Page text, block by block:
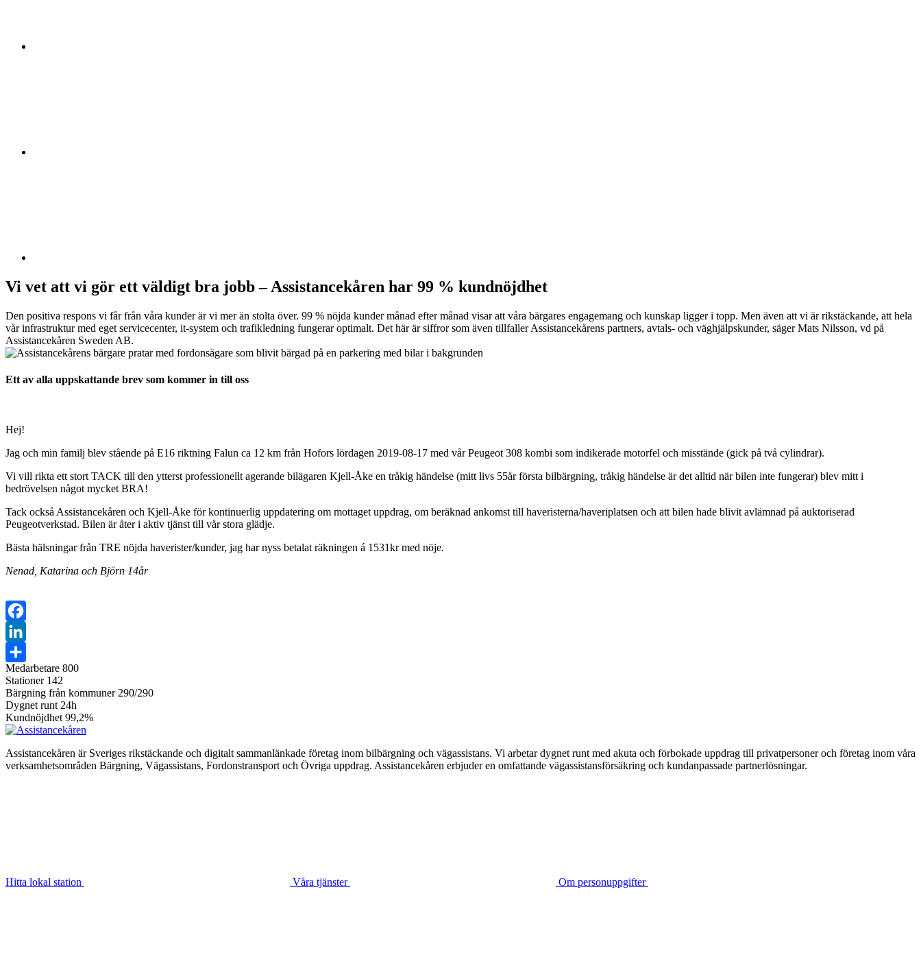
Vi vet att vi gör ett väldigt bra jobb – Assistancekåren har 99 % kundnöjdhet
Den positiva respons vi får från våra kunder är vi mer än stolta över. 99 % nöjda kunder månad efter månad visar att våra bärgares engagemang och kunskap ligger i topp. Men även att vi är rikstäckande, att hela
vår infrastruktur med eget servicecenter, it-system och trafikledning fungerar optimalt. Det här är siffror som även tillfaller Assistancekårens partners, avtals- och väghjälpskunder, säger Mats Nilsson, vd på
Assistancekåren Sweden AB.
Ett av alla uppskattande brev som kommer in till oss
Hej!
Jag och min familj blev stående på E16 riktning Falun ca 12 km från Hofors lördagen 2019-08-17 med vår Peugeot 308 kombi som indikerade motorfel och misstände (gick på två cylindrar).
Vi vill rikta ett stort TACK till den ytterst professionellt agerande bilägaren Kjell-Åke en tråkig händelse (mitt livs 55år första bilbärgning, tråkig händelse är det alltid när bilen inte fungerar) blev mitt i
bedrövelsen något mycket BRA!
Tack också Assistancekåren och Kjell-Åke för kontinuerlig uppdatering om mottaget uppdrag, om beräknad ankomst till haveristerna/haveriplatsen och att bilen hade blivit avlämnad på auktoriserad
Peugeotverkstad. Bilen är åter i aktiv tjänst till vår stora glädje.
Bästa hälsningar från TRE nöjda haverister/kunder, jag har nyss betalat räkningen á 1531kr med nöje.
Nenad, Katarina och Björn 14år
Facebook
LinkedIn
Dela
Medarbetare 800
Stationer 142
Bärgning från kommuner 290/290
Dygnet runt 24h
Kundnöjdhet 99,2%
Assistancekåren är Sveriges rikstäckande och digitalt sammanlänkade företag inom bilbärgning och vägassistans. Vi arbetar dygnet runt med akuta och förbokade uppdrag till privatpersoner och företag inom våra
verksamhetsområden Bärgning, Vägassistans, Fordonstransport och Övriga uppdrag. Assistancekåren erbjuder en omfattande vägassistansförsäkring och kundanpassade partnerlösningar.
Hitta lokal station Våra tjänster Om personuppgifter